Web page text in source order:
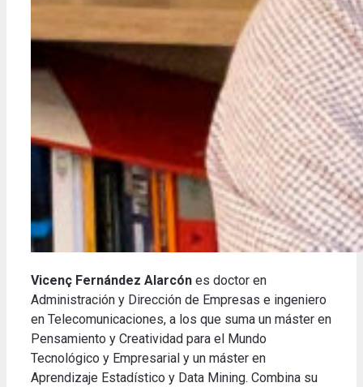
Vicenç Fernández Alarcón es doctor en
Administración y Dirección de Empresas e ingeniero
en Telecomunicaciones, a los que suma un máster en
Pensamiento y Creatividad para el Mundo
Tecnológico y Empresarial y un máster en
Aprendizaje Estadístico y Data Mining. Combina su